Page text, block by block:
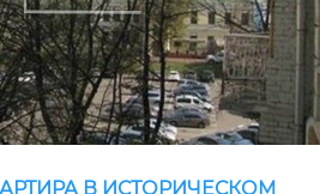
В ИСТОРИЧЕСКОМ